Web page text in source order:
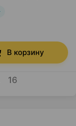
В корзину
16